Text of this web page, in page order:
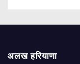
अलख हरियाणा